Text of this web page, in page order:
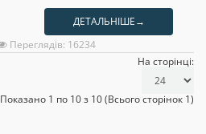
ДЕТАЛЬНІШЕ→
Переглядів: 16234
На сторінці:
Показано 1 по 10 з 10 (Всього сторінок 1)